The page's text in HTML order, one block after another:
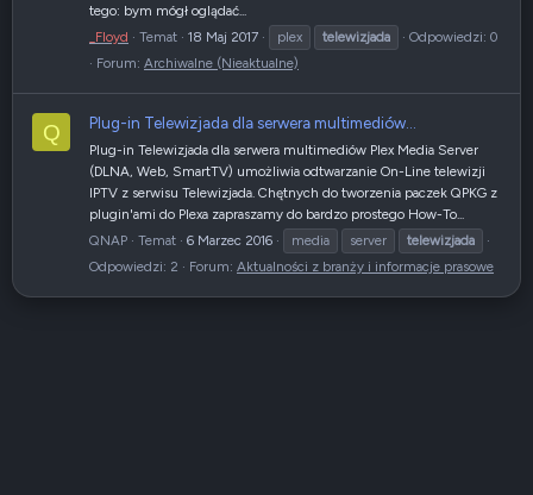
tego: bym mógł oglądać...
_Floyd
Temat 18 Maj 2017 plex telewizjada
Odpowiedzi: 0
Forum: Archiwalne (Nieaktualne)
Q Plug-in Telewizjada dla serwera multimediów...
Plug-in Telewizjada dla serwera multimediów Plex Media Server
(DLNA, Web, SmartTV) umożliwia odtwarzanie On-Line telewizji
IPTV z serwisu Telewizjada. Chętnych do tworzenia paczek QPKG z
plugin'ami do Plexa zapraszamy do bardzo prostego How-To...
QNAP
Temat 6 Marzec 2016 media server
telewizjada
Odpowiedzi: 2
Forum: Aktualności z branży i informacje prasowe